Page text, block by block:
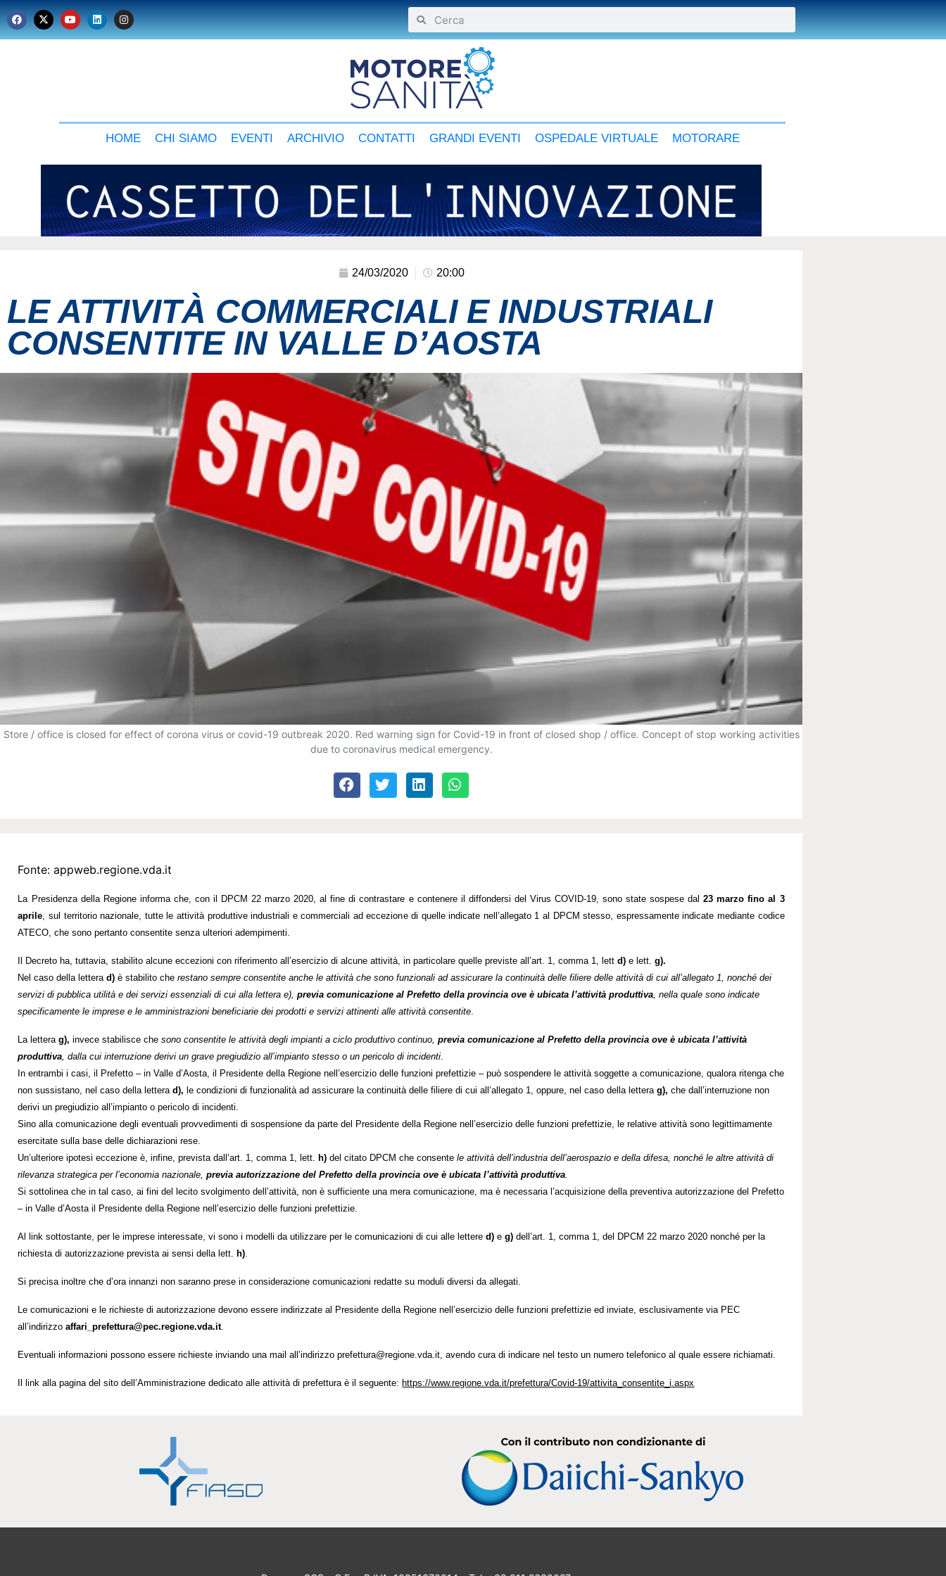
HOME CHI SIAMO EVENTI ARCHIVIO CONTATTI GRANDI EVENTI OSPEDALE VIRTUALE MOTORARE
24/03/2020 20:00
LE ATTIVITÀ COMMERCIALI E INDUSTRIALI
CONSENTITE IN VALLE D’AOSTA
Store / office is closed for effect of corona virus or covid-19 outbreak 2020. Red warning sign for Covid-19 in front of closed shop / office. Concept of stop working activities
due to coronavirus medical emergency.
Fonte:appweb.regione.vda.it
La Presidenza della Regione informa che, con il DPCM 22 marzo 2020, al fine di contrastare e contenere il diffondersi del Virus COVID-19, sono state sospese dal23 marzo fino al 3
aprile, sul territorio nazionale, tutte le attività produttive industriali e commerciali ad eccezione di quelle indicate nell’allegato 1 al DPCM stesso, espressamente indicate mediante codice
ATECO, che sono pertanto consentite senza ulteriori adempimenti.
Il Decreto ha, tuttavia, stabilito alcune eccezioni con riferimento all’esercizio di alcune attività, in particolare quelle previste all’art. 1, comma 1, lettd) e lett.g).
Nel caso della letterad) è stabilito cherestano sempre consentite anche le attività che sono funzionali ad assicurare la continuità delle filiere delle attività di cui all’allegato 1, nonché dei
servizi di pubblica utilità e dei servizi essenziali di cui alla lettera e),previa comunicazione al Prefetto della provincia ove è ubicata l’attività produttiva, nella quale sono indicate
specificamente le imprese e le amministrazioni beneficiarie dei prodotti e servizi attinenti alle attività consentite.
La letterag), invece stabilisce chesono consentite le attività degli impianti a ciclo produttivo continuo,previa comunicazione al Prefetto della provincia ove è ubicata l’attività
produttiva, dalla cui interruzione derivi un grave pregiudizio all’impianto stesso o un pericolo di incidenti.
In entrambi i casi, il Prefetto – in Valle d’Aosta, il Presidente della Regione nell’esercizio delle funzioni prefettizie – può sospendere le attività soggette a comunicazione, qualora ritenga che
non sussistano, nel caso della letterad), le condizioni di funzionalità ad assicurare la continuità delle filiere di cui all’allegato 1, oppure, nel caso della letterag), che dall’interruzione non
derivi un pregiudizio all’impianto o pericolo di incidenti.
Sino alla comunicazione degli eventuali provvedimenti di sospensione da parte del Presidente della Regione nell’esercizio delle funzioni prefettizie, le relative attività sono legittimamente
esercitate sulla base delle dichiarazioni rese.
Un’ulteriore ipotesi eccezione è, infine, prevista dall’art. 1, comma 1, lett. h) del citato DPCM che consentele attività dell’industria dell’aerospazio e della difesa, nonché le altre attività di
rilevanza strategica per l’economia nazionale,previa autorizzazione del Prefetto della provincia ove è ubicata l’attività produttiva.
Si sottolinea che in tal caso, ai fini del lecito svolgimento dell’attività, non è sufficiente una mera comunicazione, ma è necessaria l’acquisizione della preventiva autorizzazione del Prefetto
– in Valle d’Aosta il Presidente della Regione nell’esercizio delle funzioni prefettizie.
Al link sottostante, per le imprese interessate, vi sono i modelli da utilizzare per le comunicazioni di cui alle lettered) eg) dell’art. 1, comma 1, del DPCM 22 marzo 2020 nonché per la
richiesta di autorizzazione prevista ai sensi della lett. h).
Si precisa inoltre che d’ora innanzi non saranno prese in considerazione comunicazioni redatte su moduli diversi da allegati.
Le comunicazioni e le richieste di autorizzazione devono essere indirizzate al Presidente della Regione nell’esercizio delle funzioni prefettizie ed inviate, esclusivamente via PEC
all’indirizzoaffari_prefettura@pec.regione.vda.it.
Eventuali informazioni possono essere richieste inviando una mail all’indirizzo prefettura@regione.vda.it, avendo cura di indicare nel testo un numero telefonico al quale essere richiamati.
Il link alla pagina del sito dell’Amministrazione dedicato alle attività di prefettura è il seguente: https://www.regione.vda.it/prefettura/Covid-19/attivita_consentite_i.aspx